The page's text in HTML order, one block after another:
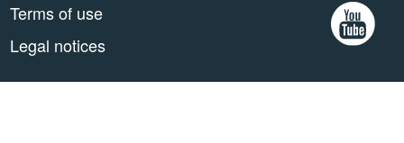
Terms of use
Legal notices